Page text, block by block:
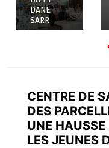
DANE
SARR
CENTRE DE
DES
UNE
LES JEUNES